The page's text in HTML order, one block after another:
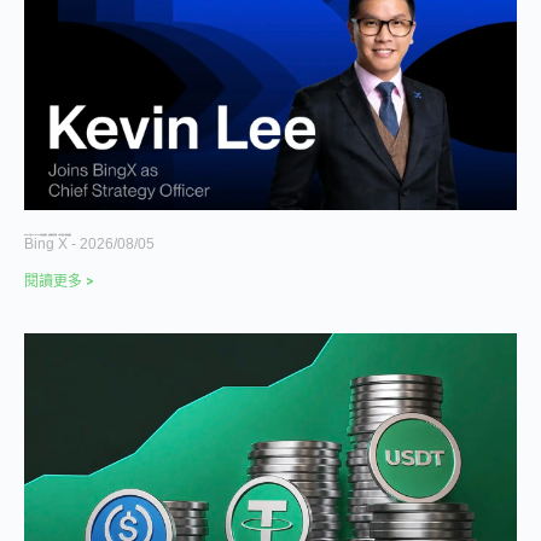
Bing X 2026/08/05
閱讀更多 >